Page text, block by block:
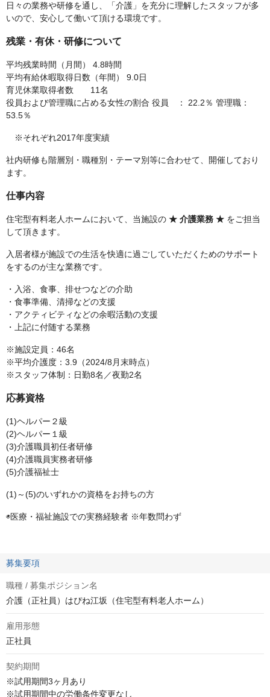
日々の業務や研修を通し、「介護」を充分に理解したスタッフが多
いので、安心して働いて頂ける環境です。
残業・有休・研修について
平均残業時間（月間） 4.8時間
平均有給休暇取得日数（年間） 9.0日
育児休業取得者数 11名
役員および管理職に占める女性の割合 役員 ： 22.2％ 管理職：
53.5％
※それぞれ2017年度実績
社内研修も階層別・職種別・テーマ別等に合わせて、開催しており
ます。
仕事内容
住宅型有料老人ホームにおいて、当施設の ★ 介護業務 ★ をご担当
して頂きます。
入居者様が施設での生活を快適に過ごしていただくためのサポート
をするのが主な業務です。
・入浴、食事、排せつなどの介助
・食事準備、清掃などの支援
・アクティビティなどの余暇活動の支援
・上記に付随する業務
※施設定員：46名
※平均介護度：3.9（2024/8月末時点）
※スタッフ体制：日勤8名／夜勤2名
応募資格
(1)ヘルパー２級
(2)ヘルパー１級
(3)介護職員初任者研修
(4)介護職員実務者研修
(5)介護福祉士
(1)～(5)のいずれかの資格をお持ちの方
◉医療・福祉施設での実務経験者 ※年数問わず
募集要項
職種 / 募集ポジション名
介護（正社員）はぴね江坂（住宅型有料老人ホーム）
雇用形態
正社員
契約期間
※試用期間3ヶ月あり
※試用期間中の労働条件変更なし